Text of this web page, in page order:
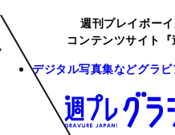
週刊プレイボー
コンテンツサイト『
デジタル写真集などグラ